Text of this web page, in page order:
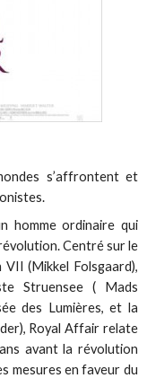
s’affrontent et
homme ordinaire qui
Centré sur le
(Mikkel Folsgaard),
Struensee ( Mads
des Lumières, et la
Royal Affair relate
avant la révolution
mesures en faveur du